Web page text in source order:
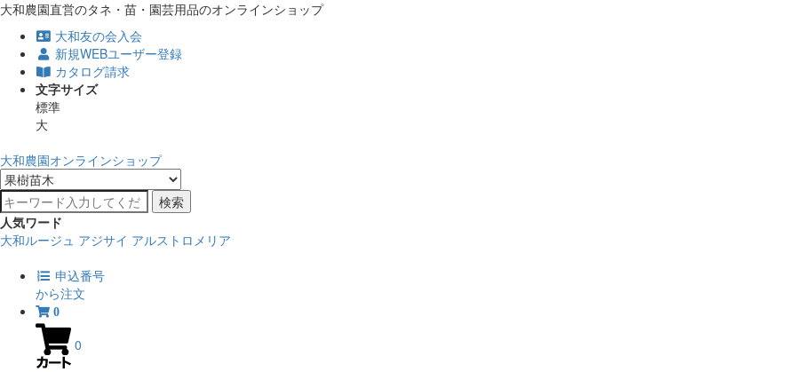
大和農園直営のタネ・苗・園芸用品のオンラインショップ
大和友の会入会
新規WEBユーザー登録
カタログ請求
文字サイズ
標準
大
大和農園オンラインショップ
検索
人気ワード
大和ルージュ アジサイ アルストロメリア
申込番号
から注文
0
0